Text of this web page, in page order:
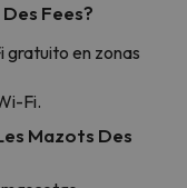
Fees?
gratuito en zonas
Fi.
Mazots Des